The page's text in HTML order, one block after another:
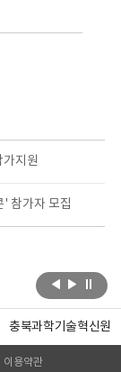
지원
참가자 모집
충북과학기술혁신원
이용약관